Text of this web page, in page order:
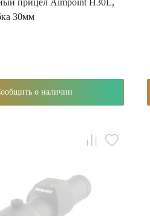
прицел Aimpoint H30L,
30мм
Сообщить о наличии